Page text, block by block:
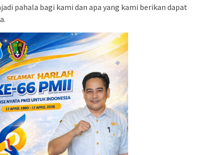
pahala bagi kami dan apa yang kami berikan dapat